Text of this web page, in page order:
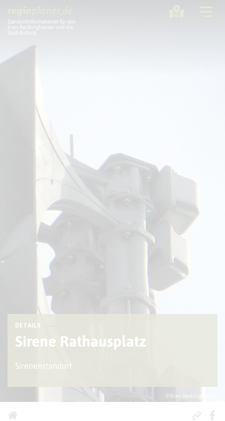
Standortinformationen für den
Kreis Recklinghausen und die
Stadt Bottrop
© Kreis Recklinghausen
DETAILS
Sirene Rathausplatz
Sirenenstandort